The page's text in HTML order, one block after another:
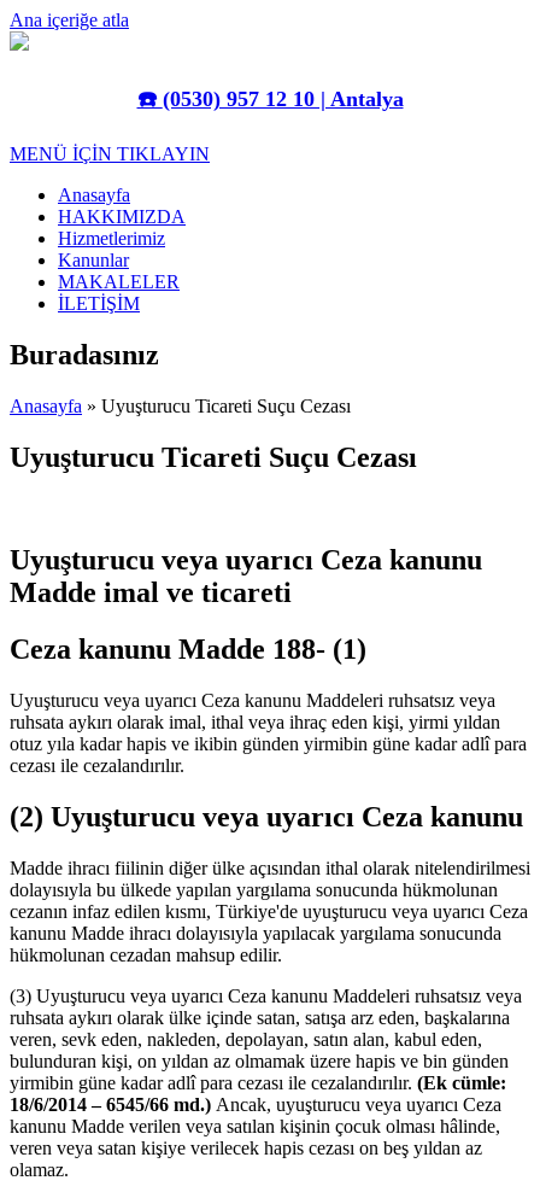
Ana içeriğe atla
☎️ (0530) 957 12 10 | Antalya
MENÜ İÇİN TIKLAYIN
Anasayfa
HAKKIMIZDA
Hizmetlerimiz
Kanunlar
MAKALELER
İLETİŞİM
Buradasınız
Anasayfa » Uyuşturucu Ticareti Suçu Cezası
Uyuşturucu Ticareti Suçu Cezası
Uyuşturucu veya uyarıcı Ceza kanunu
Madde imal ve ticareti
Ceza kanunu Madde 188- (1)
Uyuşturucu veya uyarıcı Ceza kanunu Maddeleri ruhsatsız veya
ruhsata aykırı olarak imal, ithal veya ihraç eden kişi, yirmi yıldan
otuz yıla kadar hapis ve ikibin günden yirmibin güne kadar adlî para
cezası ile cezalandırılır.
(2) Uyuşturucu veya uyarıcı Ceza kanunu
Madde ihracı fiilinin diğer ülke açısından ithal olarak nitelendirilmesi
dolayısıyla bu ülkede yapılan yargılama sonucunda hükmolunan
cezanın infaz edilen kısmı, Türkiye'de uyuşturucu veya uyarıcı Ceza
kanunu Madde ihracı dolayısıyla yapılacak yargılama sonucunda
hükmolunan cezadan mahsup edilir.
(3) Uyuşturucu veya uyarıcı Ceza kanunu Maddeleri ruhsatsız veya
ruhsata aykırı olarak ülke içinde satan, satışa arz eden, başkalarına
veren, sevk eden, nakleden, depolayan, satın alan, kabul eden,
bulunduran kişi, on yıldan az olmamak üzere hapis ve bin günden
yirmibin güne kadar adlî para cezası ile cezalandırılır. (Ek cümle:
18/6/2014 – 6545/66 md.) Ancak, uyuşturucu veya uyarıcı Ceza
kanunu Madde verilen veya satılan kişinin çocuk olması hâlinde,
veren veya satan kişiye verilecek hapis cezası on beş yıldan az
olamaz.